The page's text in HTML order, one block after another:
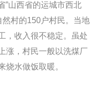
”山西省的运城市西北
村的150户村民。当地
，收入很不稳定。虽处
涨，村民一般以洗煤厂
水做饭取暖。